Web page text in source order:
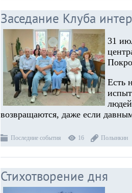
Заседание Клуба
31
Есть
возвращаются, даже если
Последние события 16 Полынкин
Стихотворение дня